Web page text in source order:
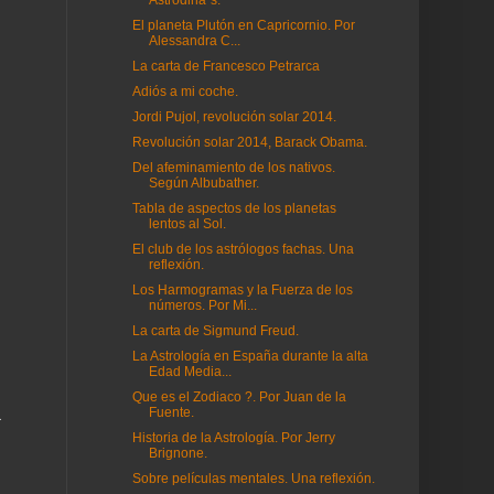
El planeta Plutón en Capricornio. Por
Alessandra C...
La carta de Francesco Petrarca
Adiós a mi coche.
Jordi Pujol, revolución solar 2014.
Revolución solar 2014, Barack Obama.
Del afeminamiento de los nativos.
Según Albubather.
Tabla de aspectos de los planetas
lentos al Sol.
El club de los astrólogos fachas. Una
reflexión.
Los Harmogramas y la Fuerza de los
números. Por Mi...
La carta de Sigmund Freud.
La Astrología en España durante la alta
Edad Media...
Que es el Zodiaco ?. Por Juan de la
Fuente.
Historia de la Astrología. Por Jerry
Brignone.
Sobre películas mentales. Una reflexión.